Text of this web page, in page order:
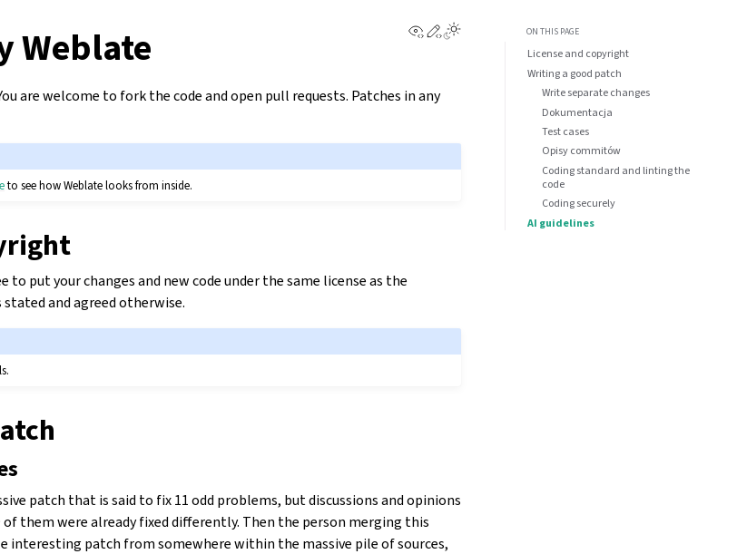
View this page
Edit this page
Toggle Light / Dark / Auto color theme
Weblate
are welcome to fork the code and open pull requests. Patches in any
to see how Weblate looks from inside.
to put your changes and new code under the same license as the
and agreed otherwise.
patch that is said to fix 11 odd problems, but discussions and opinions
them were already fixed differently. Then the person merging this
interesting patch from somewhere within the massive pile of sources,
ON THIS PAGE
License and copyright
Writing a good patch
Write separate changes
Dokumentacja
Test cases
Opisy commitów
Coding standard and linting the
code
Coding securely
AI guidelines